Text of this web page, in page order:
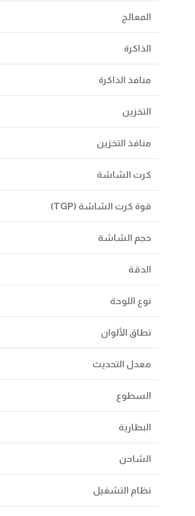
المعالج
الذاكرة
منافذ الذاكرة
التخزين
منافذ التخزين
كرت الشاشة
قوة كرت الشاشة (TGP)
حجم الشاشة
الدقة
نوع اللوحة
نطاق الألوان
معدل التحديث
السطوع
البطارية
الشاحن
نظام التشغيل